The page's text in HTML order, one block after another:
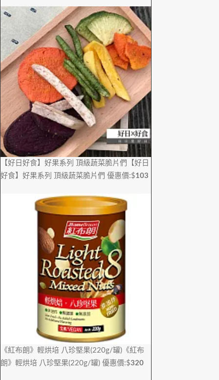
【好日好食】好果系列 頂級蔬菜脆片們
【好日
好食】好果系列 頂級蔬菜脆片們 優惠價:$103
《紅布朗》輕烘培 八珍堅果(220g/罐) 《紅布
朗》輕烘培 八珍堅果(220g/罐) 優惠價:$320